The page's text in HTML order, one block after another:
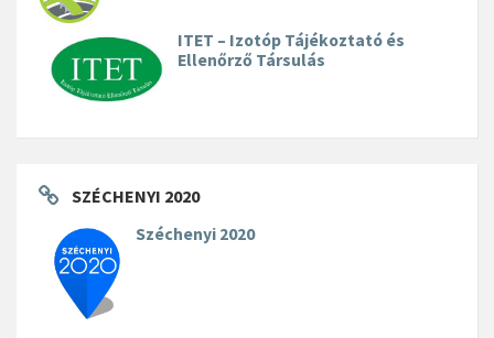
ITET – Izotóp Tájékoztató és
Ellenőrző Társulás
SZÉCHENYI 2020
Széchenyi 2020